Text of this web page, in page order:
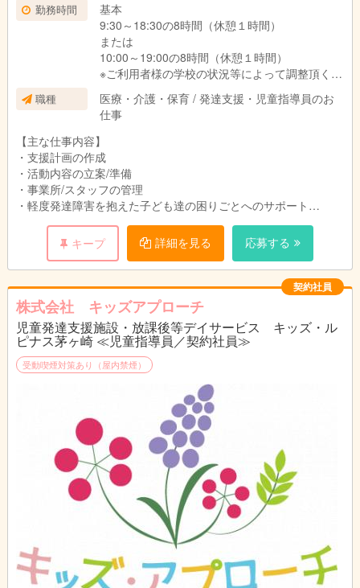
勤務時間
基本
9:30～18:30の8時間（休憩１時間）
または
10:00～19:00の8時間（休憩１時間）
※ご利用者様の学校の状況等によって調整頂く場
合がございます。
職種
医療・介護・保育 / 発達支援・児童指導員のお
仕事
【主な仕事内容】
・支援計画の作成
・活動内容の立案/準備
・事業所/スタッフの管理
・軽度発達障害を抱えた子ども達の困りごとへのサポート
・パソコン学習の指導、補助
・学習サポート
・お子様の送迎
・事務業務
事務業務は本部で一括で行っているため、日々の記録をきっちり
と残して頂けると、負担を軽減できる仕組みになっています。そ
の分、子ども達の活動計画をスタッフ間で共有し合って、是非親
密に子ども達と関わりを持ってほしいです！
キープ 詳細を見る 応募する
契約社員
株式会社 キッズアプローチ
児童発達支援施設・放課後等デイサービス キッズ・ル
ピナス茅ヶ崎 ≪児童指導員／契約社員≫
受動喫煙対策あり（屋内禁煙）